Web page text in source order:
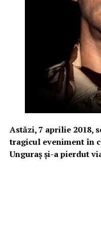
Astăzi, 7 aprilie 2018,
tragicul eveniment în
Unguraș și-a pierdut